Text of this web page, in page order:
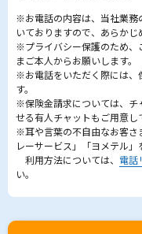
※お電話の内容は、当社業務
いておりますので、あらかじ
※プライバシー保護のため、
まご本人からお願いします。
※お電話をいただく際には、
す。
※保険金請求については、チ
せる有人チャットもご用意し
※耳や言葉の不自由なお客さ
レーサービス」「ヨメテル」
利用方法については、 電話
い。